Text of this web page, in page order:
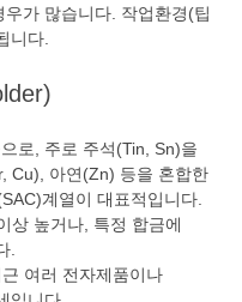
가 많습니다. 작업환경(팁
니다.
로, 주로 주석(Tin, Sn)을
Cu), 아연(Zn) 등을 혼합한
계열이 대표적입니다.
상 높거나, 특정 합금에
.
여러 전자제품이나